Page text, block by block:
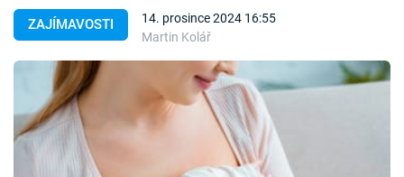
Témata
Témata
Pořady
TV Program
ZAJÍMAVOSTI
14. prosince 2024 16:55
Martin Kolář